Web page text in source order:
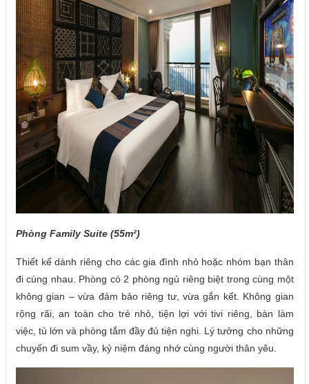
Phòng Family Suite (55m²)
Thiết kế dành riêng cho các gia đình nhỏ hoặc nhóm bạn thân
đi cùng nhau. Phòng có 2 phòng ngủ riêng biệt trong cùng một
không gian – vừa đảm bảo riêng tư, vừa gắn kết. Không gian
rộng rãi, an toàn cho trẻ nhỏ, tiện lợi với tivi riêng, bàn làm
việc, tủ lớn và phòng tắm đầy đủ tiện nghi. Lý tưởng cho những
chuyến đi sum vầy, kỷ niệm đáng nhớ cùng người thân yêu.